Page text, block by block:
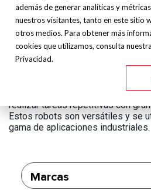
además de generar analíticas y
nuestros visitantes, tanto en este sitio
otros medios. Para obtener más
cookies que utilizamos, consulta
Privacidad.
Robot CNC
Los robots CNC son
precisión que se integran en
realizar tareas repetitivas con
Estos robots son versátiles y se
gama de aplicaciones industriales.
Marcas